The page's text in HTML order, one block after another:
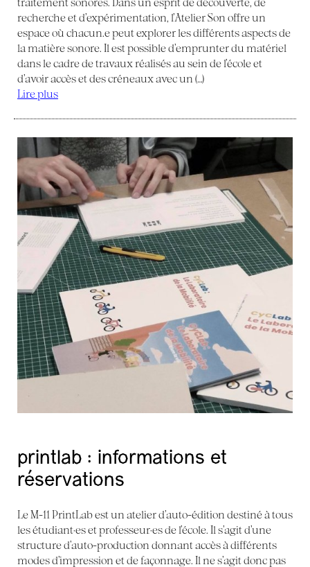
recherche et d’expérimentation, l’Atelier Son offre un
espace où chacun.e peut explorer les différents aspects de
la matière sonore. Il est possible d’emprunter du matériel
dans le cadre de travaux réalisés au sein de l’école et
d’avoir accès et des créneaux avec un (…)
Lire plus
printlab : informations et
réservations
Le M-11 PrintLab est un atelier d’auto-édition destiné à tous
les étudiant·es et professeur·es de l’école. Il s’agit d’une
structure d’auto-production donnant accès à différents
modes d’impression et de façonnage. Il ne s’agit donc pas